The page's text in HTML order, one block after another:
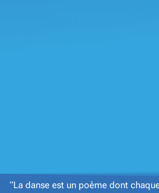
“La danse est un poème dont